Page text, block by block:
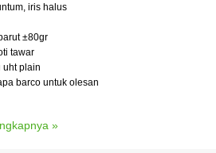
iris halus
±80gr
tawar
uht plain
barco untuk olesan
»